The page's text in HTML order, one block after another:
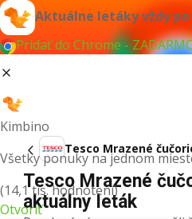
Aktuálne letáky vždy
Pridať do Chrome -
Kimbino
Všetky ponuky na jednom
(14,1 tis. hodnotení)
Otvoriť
Tesco Mrazené
Tesco Mrazené
aktuálny leták